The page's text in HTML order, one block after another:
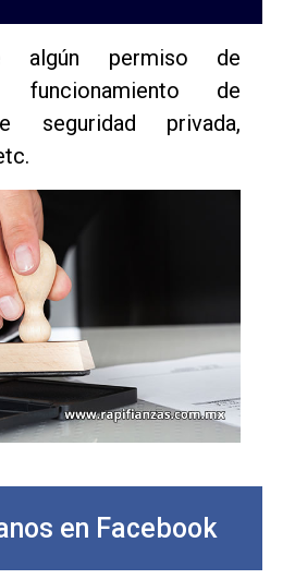
algún permiso de
funcionamiento de
seguridad privada,
en Facebook